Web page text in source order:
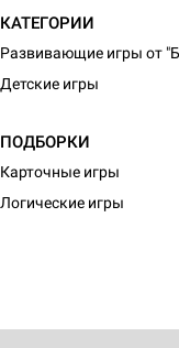
КАТЕГОРИИ
Развивающие игры от
Детские игры
ПОДБОРКИ
Карточные игры
Логические игры